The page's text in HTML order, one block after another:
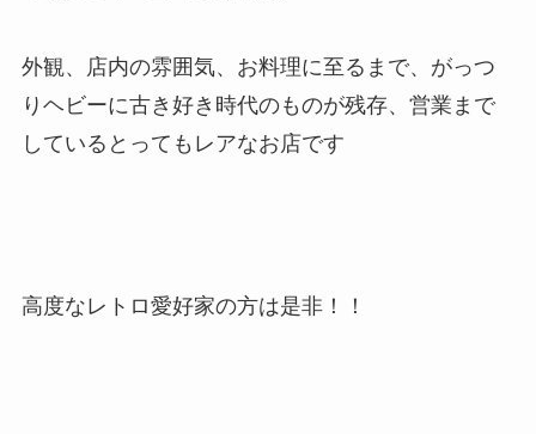
外観、店内の雰囲気、お料理に至るまで、がっつ
りヘビーに古き好き時代のものが残存、営業まで
しているとってもレアなお店です
高度なレトロ愛好家の方は是非！！